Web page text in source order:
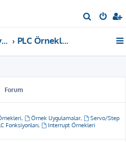
r
Örnekler ve Dokümanlar PLC Örnekleri
Forum
, Örnek Uygulamalar,
Servo/Step
Fonksiyonları,
Interrupt Örnekleri